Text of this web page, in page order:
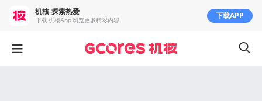
机核-探索热爱
下载 机核App 浏览更多精彩内容 下载APP